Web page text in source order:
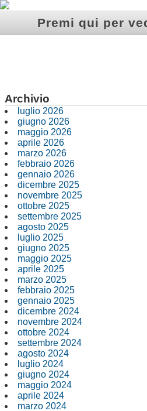
Premi qui per
Archivio
luglio 2026
giugno 2026
maggio 2026
aprile 2026
marzo 2026
febbraio 2026
gennaio 2026
dicembre 2025
novembre 2025
ottobre 2025
settembre 2025
agosto 2025
luglio 2025
giugno 2025
maggio 2025
aprile 2025
marzo 2025
febbraio 2025
gennaio 2025
dicembre 2024
novembre 2024
ottobre 2024
settembre 2024
agosto 2024
luglio 2024
giugno 2024
maggio 2024
aprile 2024
marzo 2024